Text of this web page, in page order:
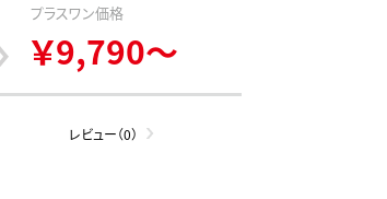
プラスワン価格
￥9,790～
レビュー（0）